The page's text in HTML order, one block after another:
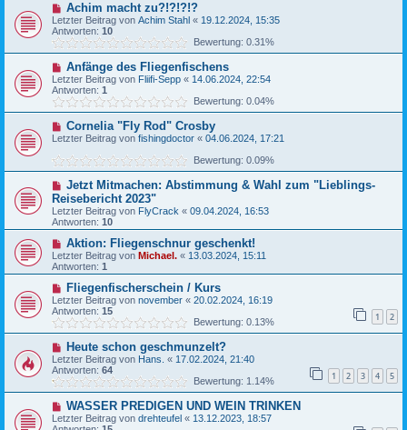
Achim macht zu?!?!?!?
Letzter Beitrag von Achim Stahl « 19.12.2024, 15:35
Antworten: 10
Bewertung: 0.31%
Anfänge des Fliegenfischens
Letzter Beitrag von Fliifi-Sepp « 14.06.2024, 22:54
Antworten: 1
Bewertung: 0.04%
Cornelia "Fly Rod" Crosby
Letzter Beitrag von fishingdoctor « 04.06.2024, 17:21
Bewertung: 0.09%
Jetzt Mitmachen: Abstimmung & Wahl zum "Lieblings-
Reisebericht 2023"
Letzter Beitrag von FlyCrack « 09.04.2024, 16:53
Antworten: 10
Aktion: Fliegenschnur geschenkt!
Letzter Beitrag von Michael. « 13.03.2024, 15:11
Antworten: 1
Fliegenfischerschein / Kurs
Letzter Beitrag von november « 20.02.2024, 16:19
Antworten: 15 1 2
Bewertung: 0.13%
Heute schon geschmunzelt?
Letzter Beitrag von Hans. « 17.02.2024, 21:40
Antworten: 64 1 2 3 4 5
Bewertung: 1.14%
WASSER PREDIGEN UND WEIN TRINKEN
Letzter Beitrag von drehteufel « 13.12.2023, 18:57